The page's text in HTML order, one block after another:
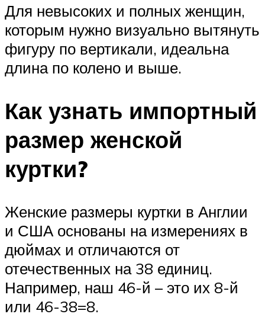
Для невысоких и полных женщин,
которым нужно визуально вытянуть
фигуру по вертикали, идеальна
длина по колено и выше.
Как узнать импортный
размер женской
куртки?
Женские размеры куртки в Англии
и США основаны на измерениях в
дюймах и отличаются от
отечественных на 38 единиц.
Например, наш 46-й – это их 8-й
или 46-38=8.